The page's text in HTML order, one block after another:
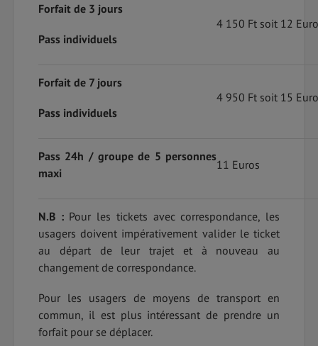
Forfait de 3 jours
Pass individuels
4 150 Ft soit 12
Forfait de 7 jours
Pass individuels
4 950 Ft soit 15
Pass 24h / groupe de 5 personnes
maxi
11 Euros
N.B :Pour les tickets avec correspondance, les
usagers doivent impérativement valider le ticket
au départ de leur trajet et à nouveau au
changement de correspondance.
Pour les usagers de moyens de transport en
commun, il est plus intéressant de prendre un
forfait pour se déplacer.